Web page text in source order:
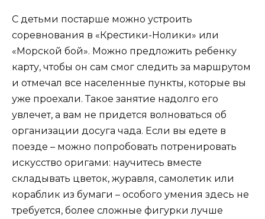
С детьми постарше можно устроить
соревнования в «Крестики-Нолики» или
«Морской бой». Можно предложить ребенку
карту, чтобы он сам смог следить за маршрутом
и отмечал все населенные пункты, которые вы
уже проехали. Такое занятие надолго его
увлечет, а вам не придется волноваться об
организации досуга чада. Если вы едете в
поезде – можно попробовать потренировать
искусство оригами: научитесь вместе
складывать цветок, журавля, самолетик или
кораблик из бумаги – особого умения здесь не
требуется, более сложные фигурки лучше